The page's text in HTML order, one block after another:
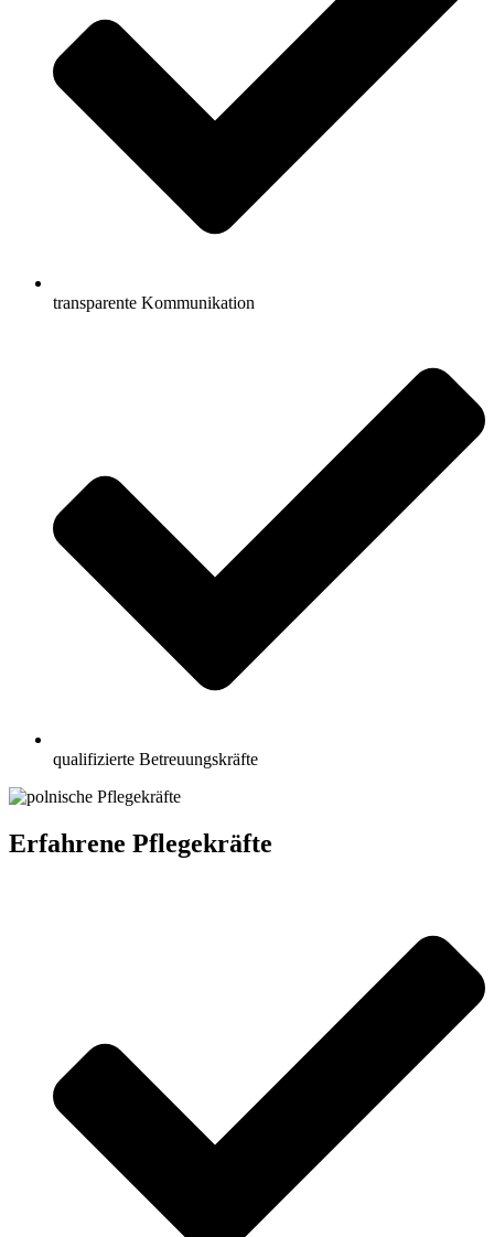
transparente Kommunikation
qualifizierte Betreuungskräfte
Erfahrene Pflegekräfte